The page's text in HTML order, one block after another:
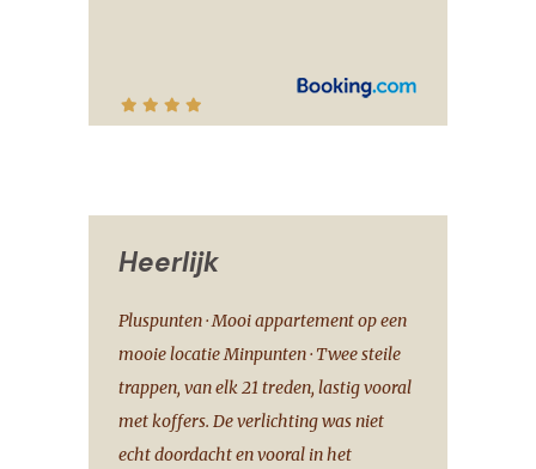
Heerlijk
Pluspunten · Mooi appartement op een
mooie locatie Minpunten · Twee steile
trappen, van elk 21 treden, lastig vooral
met koffers. De verlichting was niet
echt doordacht en vooral in het